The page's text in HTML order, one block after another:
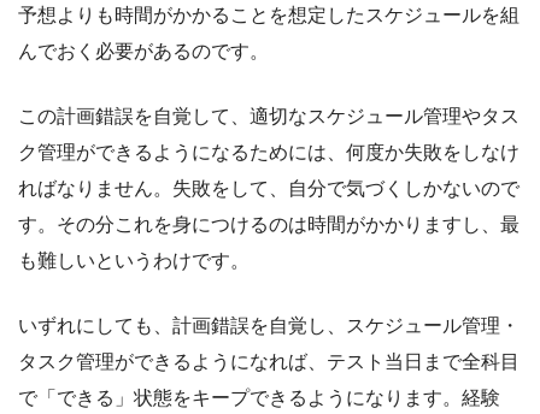
予想よりも時間がかかることを想定したスケジュールを組
んでおく必要があるのです。
この計画錯誤を自覚して、適切なスケジュール管理やタス
ク管理ができるようになるためには、何度か失敗をしなけ
ればなりません。失敗をして、自分で気づくしかないので
す。その分これを身につけるのは時間がかかりますし、最
も難しいというわけです。
いずれにしても、計画錯誤を自覚し、スケジュール管理・
タスク管理ができるようになれば、テスト当日まで全科目
で「できる」状態をキープできるようになります。経験